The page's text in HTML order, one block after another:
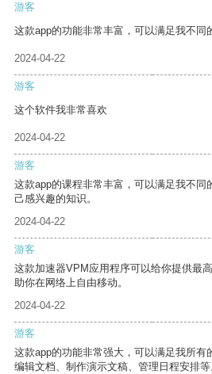
游客
这款app的功能非常丰富，可以满足我不同
2024-04-22
游客
这个软件我非常喜欢
2024-04-22
游客
这款app的课程非常丰富，可以满足我不同
己感兴趣的知识。
2024-04-22
游客
这款加速器VPM应用程序可以给你提供最
助你在网络上自由移动。
2024-04-22
游客
这款app的功能非常强大，可以满足我所有
编辑文档、制作演示文稿、管理日程安排等